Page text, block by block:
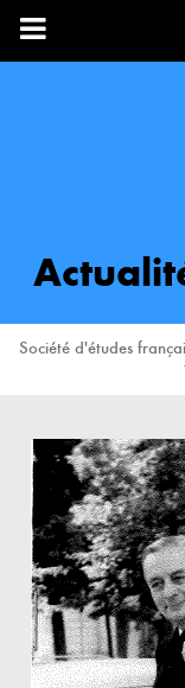
Société d'études